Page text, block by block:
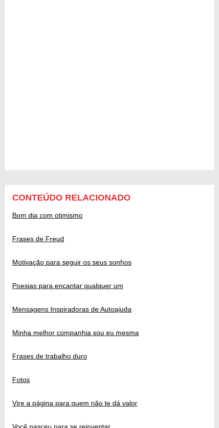
CONTEÚDO RELACIONADO
Bom dia com otimismo
Frases de Freud
Motivação para seguir os seus sonhos
Poesias para encantar qualquer um
Mensagens Inspiradoras de Autoajuda
Minha melhor companhia sou eu mesma
Frases de trabalho duro
Fotos
Vire a página para quem não te dá valor
Você nasceu para se reinventar